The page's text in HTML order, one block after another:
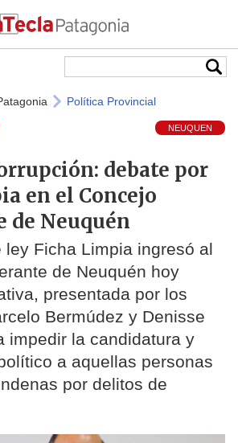
Política Provincial
NEUQUEN
debate por
en el Concejo
de Neuquén
ley Ficha Limpia ingresó al
de Neuquén hoy
presentada por los
Bermúdez y Denisse
impedir la candidatura y
a aquellas personas
por delitos de